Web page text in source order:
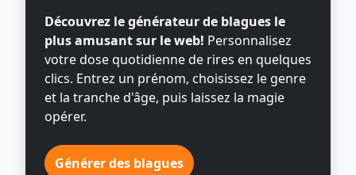
Découvrez le générateur de blagues le
plus amusant sur le web! Personnalisez
votre dose quotidienne de rires en quelques
clics. Entrez un prénom, choisissez le genre
et la tranche d'âge, puis laissez la magie
opérer.
Générer des blagues